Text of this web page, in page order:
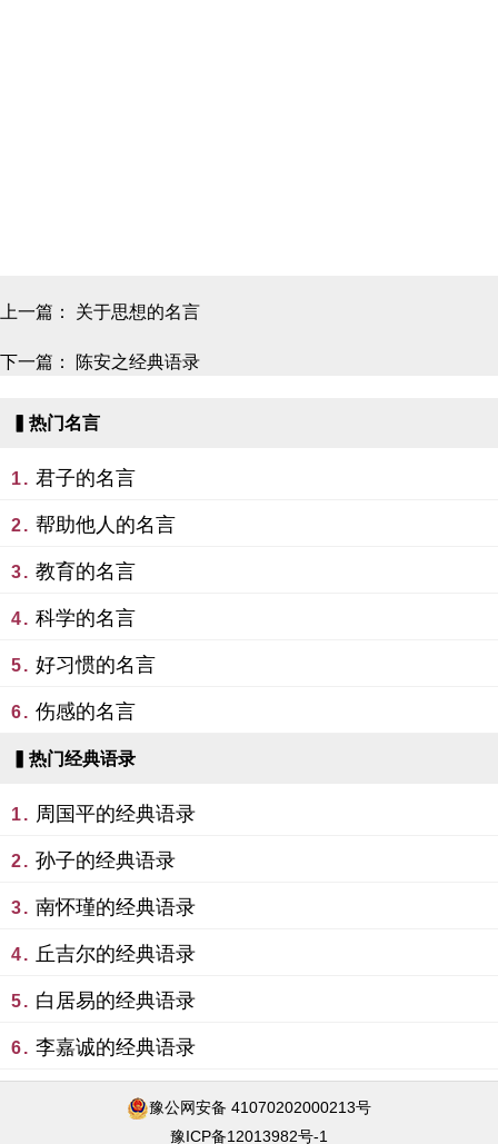
上一篇： 关于思想的名言
下一篇： 陈安之经典语录
▍热门名言
1. 君子的名言
2. 帮助他人的名言
3. 教育的名言
4. 科学的名言
5. 好习惯的名言
6. 伤感的名言
▍热门经典语录
1. 周国平的经典语录
2. 孙子的经典语录
3. 南怀瑾的经典语录
4. 丘吉尔的经典语录
5. 白居易的经典语录
6. 李嘉诚的经典语录
豫公网安备 41070202000213号
豫ICP备12013982号-1